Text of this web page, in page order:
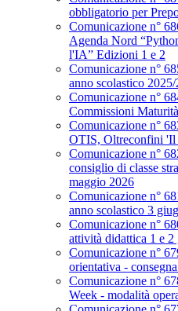
obbligatorio per
Comunicazione n°
Agenda Nord
l'IA” Edizioni 1 e 2
Comunicazione n°
anno scolastico
Comunicazione n°
Commissioni
Comunicazione n°
OTIS, Oltreconfini 'Il
Comunicazione n°
consiglio di classe
maggio 2026
Comunicazione n°
anno scolastico 3
Comunicazione n°
attività didattica 1 e
Comunicazione n°
orientativa -
Comunicazione n°
Week - modalità